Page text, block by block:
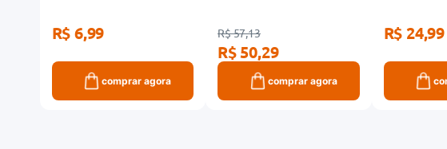
R$ 6,99
comprar agora
R$ 57,13
R$ 50,29
comprar agora
R$ 24,99